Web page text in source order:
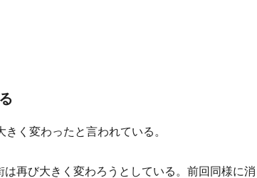
く変わったと言われている。
再び大きく変わろうとしている。前回同様に消